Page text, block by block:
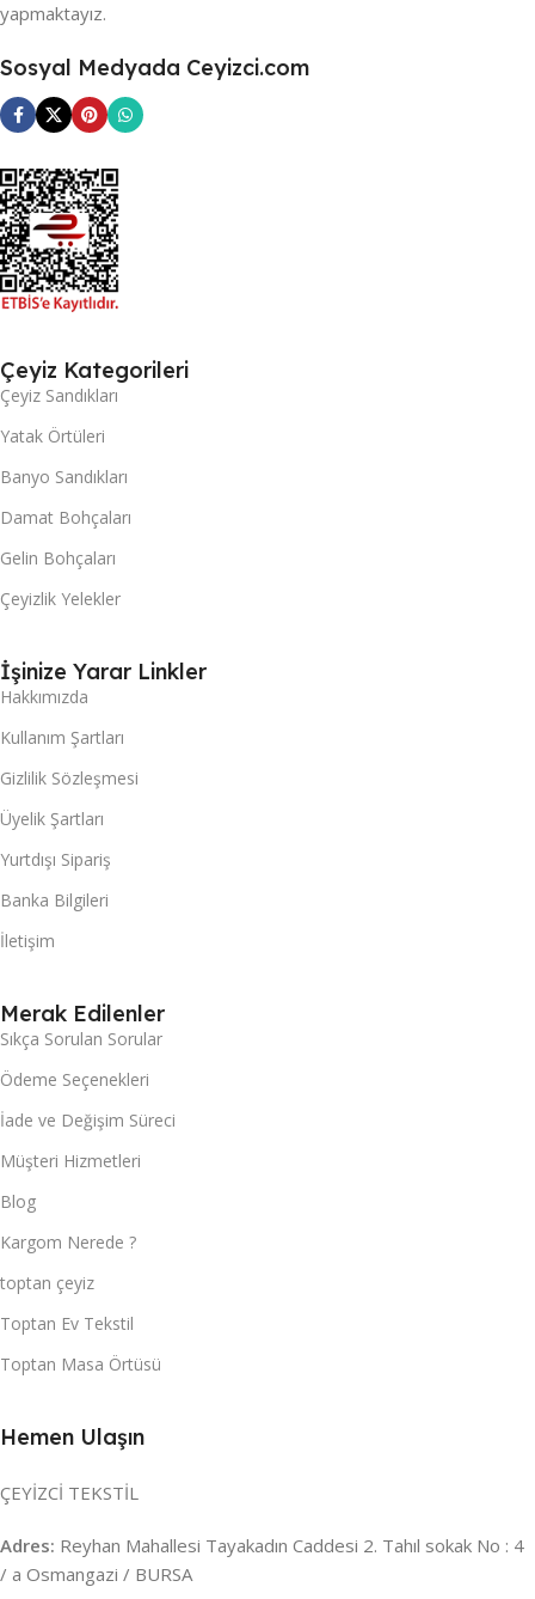
yapmaktayız.
Sosyal Medyada Ceyizci.com
Çeyiz Kategorileri
Çeyiz Sandıkları
Yatak Örtüleri
Banyo Sandıkları
Damat Bohçaları
Gelin Bohçaları
Çeyizlik Yelekler
İşinize Yarar Linkler
Hakkımızda
Kullanım Şartları
Gizlilik Sözleşmesi
Üyelik Şartları
Yurtdışı Sipariş
Banka Bilgileri
İletişim
Merak Edilenler
Sıkça Sorulan Sorular
Ödeme Seçenekleri
İade ve Değişim Süreci
Müşteri Hizmetleri
Blog
Kargom Nerede ?
toptan çeyiz
Toptan Ev Tekstil
Toptan Masa Örtüsü
Hemen Ulaşın
ÇEYİZCİ TEKSTİL
Adres: Reyhan Mahallesi Tayakadın Caddesi 2. Tahıl sokak No : 4
/ a Osmangazi / BURSA